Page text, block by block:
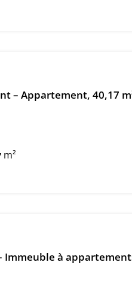
– Appartement, 40,17
m²
Immeuble à